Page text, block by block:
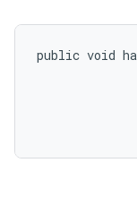
public void